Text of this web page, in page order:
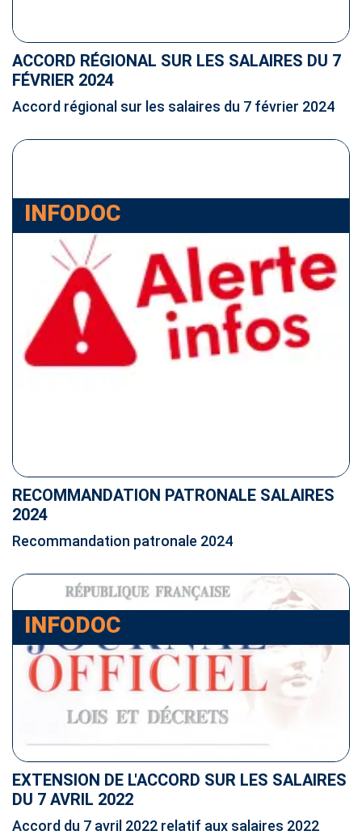
ACCORD RÉGIONAL SUR LES SALAIRES DU 7
FÉVRIER 2024
Accord régional sur les salaires du 7 février 2024
INFODOC
RECOMMANDATION PATRONALE SALAIRES
2024
Recommandation patronale 2024
INFODOC
EXTENSION DE L'ACCORD SUR LES SALAIRES
DU 7 AVRIL 2022
Accord du 7 avril 2022 relatif aux salaires 2022